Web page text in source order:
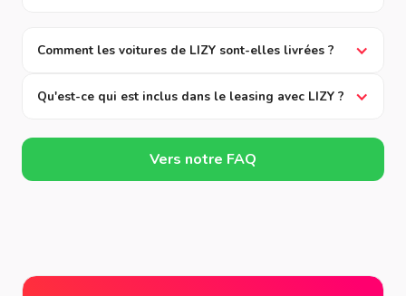
Comment les voitures de LIZY sont-elles livrées ?
Qu'est-ce qui est inclus dans le leasing avec LIZY ?
Vers notre FAQ